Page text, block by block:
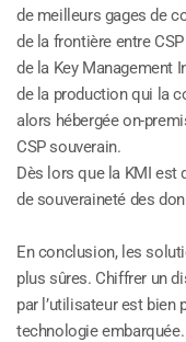
de meilleurs gages de
de la frontière entre
de la Key Management
de la production qui la
alors hébergée on-
CSP souverain.
Dès lors que la KMI est
de souveraineté des
En conclusion, les
plus sûres. Chiffrer un
par l’utilisateur est bien
technologie